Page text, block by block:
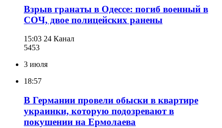
Взрыв гранаты в Одессе: погиб военный в
СОЧ, двое полицейских ранены
15:03 24 Канал
5453
3 июля
18:57
В Германии провели обыски в квартире
украинки, которую подозревают в
покушении на Ермолаева